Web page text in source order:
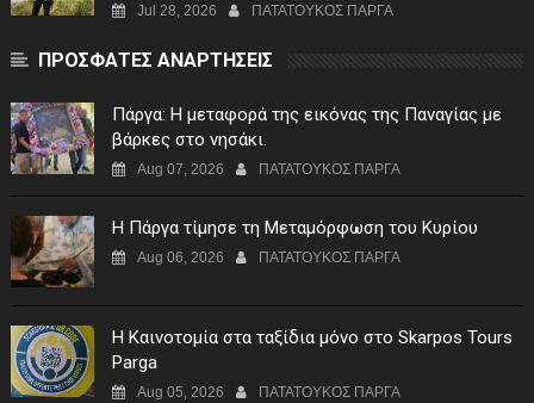
Jul 28, 2026 ΠΑΤΑΤΟΥΚΟΣ ΠΑΡΓΑ
ΠΡΟΣΦΑΤΕΣ ΑΝΑΡΤΗΣΕΙΣ
Πάργα: Η μεταφορά της εικόνας της Παναγίας με
βάρκες στο νησάκι.
Aug 07, 2026 ΠΑΤΑΤΟΥΚΟΣ ΠΑΡΓΑ
Η Πάργα τίμησε τη Μεταμόρφωση του Κυρίου
Aug 06, 2026 ΠΑΤΑΤΟΥΚΟΣ ΠΑΡΓΑ
Η Καινοτομία στα ταξίδια μόνο στο Skarpos Tours
Parga
Aug 05, 2026 ΠΑΤΑΤΟΥΚΟΣ ΠΑΡΓΑ